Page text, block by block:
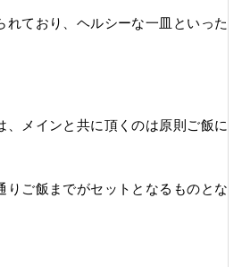
れており、ヘルシーな一皿といった
、メインと共に頂くのは原則ご飯に
りご飯までがセットとなるものとな